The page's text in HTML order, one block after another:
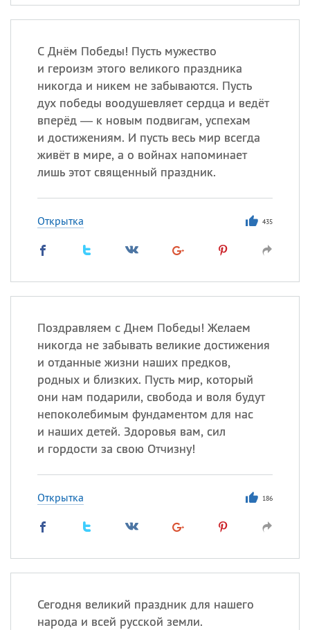
С Днём Победы! Пусть мужество
и героизм этого великого праздника
никогда и никем не забываются. Пусть
дух победы воодушевляет сердца и ведёт
вперёд — к новым подвигам, успехам
и достижениям. И пусть весь мир всегда
живёт в мире, а о войнах напоминает
лишь этот священный праздник.
Открытка 435
Поздравляем с Днем Победы! Желаем
никогда не забывать великие достижения
и отданные жизни наших предков,
родных и близких. Пусть мир, который
они нам подарили, свобода и воля будут
непоколебимым фундаментом для нас
и наших детей. Здоровья вам, сил
и гордости за свою Отчизну!
Открытка 186
Сегодня великий праздник для нашего
народа и всей русской земли.